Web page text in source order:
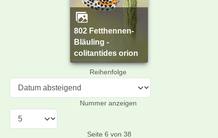
802 Fetthennen-
Bläuling -
colitantides orion
Reihenfolge
Nummer anzeigen
Seite 6 von 38